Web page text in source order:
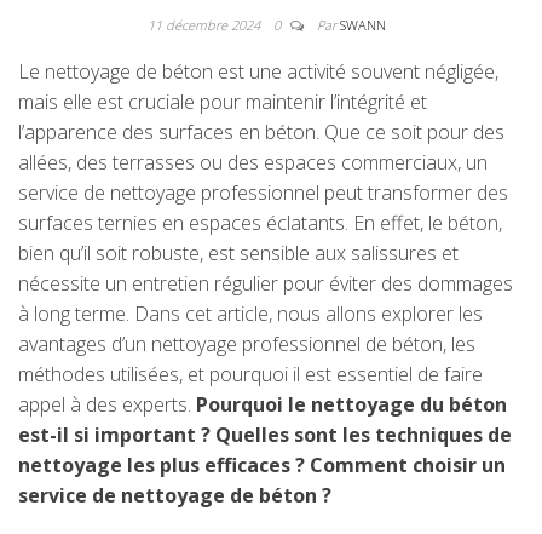
11 décembre 2024 0 ParSWANN
Le nettoyage de béton est une activité souvent négligée,
mais elle est cruciale pour maintenir l’intégrité et
l’apparence des surfaces en béton. Que ce soit pour des
allées, des terrasses ou des espaces commerciaux, un
service de nettoyage professionnel peut transformer des
surfaces ternies en espaces éclatants. En effet, le béton,
bien qu’il soit robuste, est sensible aux salissures et
nécessite un entretien régulier pour éviter des dommages
à long terme. Dans cet article, nous allons explorer les
avantages d’un nettoyage professionnel de béton, les
méthodes utilisées, et pourquoi il est essentiel de faire
appel à des experts. Pourquoi le nettoyage du béton
est-il si important ? Quelles sont les techniques de
nettoyage les plus efficaces ? Comment choisir un
service de nettoyage de béton ?